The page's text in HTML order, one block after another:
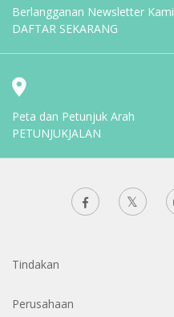
Berlangganan Newsletter Kami
DAFTAR SEKARANG
Peta dan Petunjuk Arah
PETUNJUKJALAN
Tindakan
Perusahaan